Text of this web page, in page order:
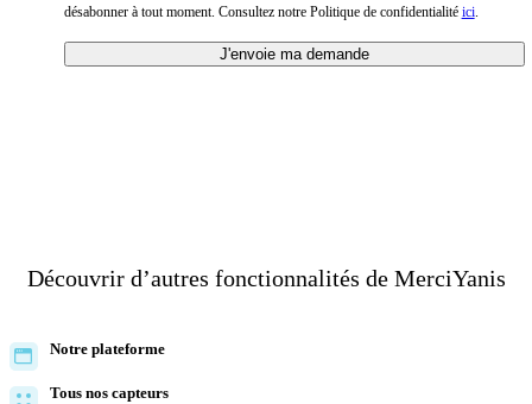
désabonner à tout moment. Consultez notre Politique de confidentialité ici.
J'envoie ma demande
Découvrir d’autres fonctionnalités de MerciYanis
Notre plateforme
Tous nos capteurs